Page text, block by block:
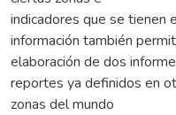
indicadores que se tienen
información también
elaboración de dos
reportes ya definidos en
zonas del mundo